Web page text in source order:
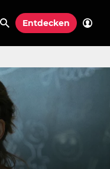
Entdecken